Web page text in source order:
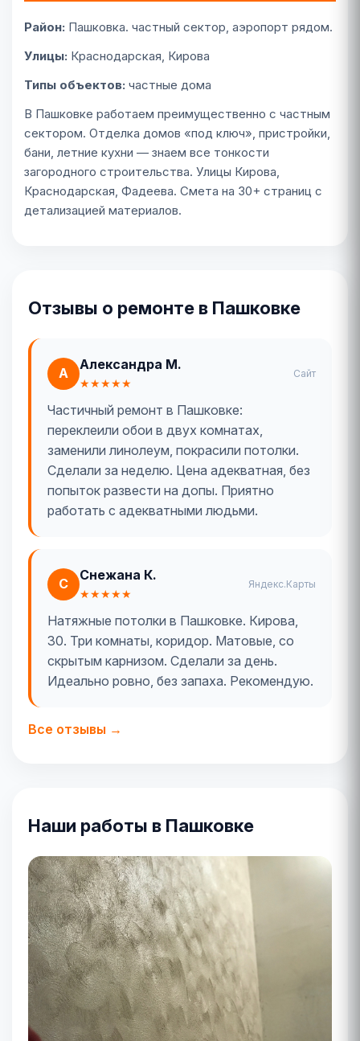
Район: Пашковка. частный сектор, аэропорт рядом.
Улицы: Краснодарская, Кирова
Типы объектов: частные дома
В Пашковке работаем преимущественно с частным
сектором. Отделка домов «под ключ», пристройки,
бани, летние кухни — знаем все тонкости
загородного строительства. Улицы Кирова,
Краснодарская, Фадеева. Смета на 30+ страниц с
детализацией материалов.
Отзывы о ремонте в Пашковке
А
Александра М.
★★★★★
Сайт
Частичный ремонт в Пашковке:
переклеили обои в двух комнатах,
заменили линолеум, покрасили потолки.
Сделали за неделю. Цена адекватная, без
попыток развести на допы. Приятно
работать с адекватными людьми.
С
Снежана К.
★★★★★
Яндекс.Карты
Натяжные потолки в Пашковке. Кирова,
30. Три комнаты, коридор. Матовые, со
скрытым карнизом. Сделали за день.
Идеально ровно, без запаха. Рекомендую.
Все отзывы →
Наши работы в Пашковке